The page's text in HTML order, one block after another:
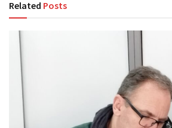
Related Posts